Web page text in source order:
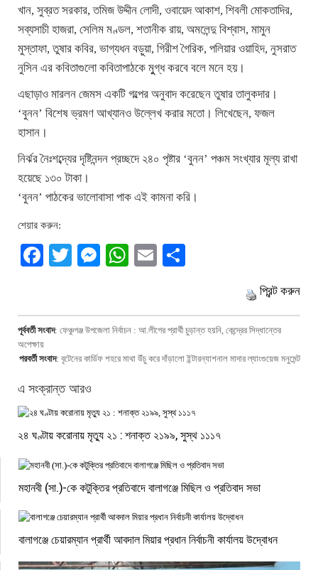
খান, সুব্রত সরকার, তমিজ উদ্দীন লোদী, ওবায়েদ আকাশ, শিবলী মোকতাদির,
সব্যসাচী হাজরা, সেলিম মণ্ডল, শতানীক রায়, অমলেন্দু বিশ্বাস, মামুন
মুস্তাফা, তুষার কবির, ভাগ্যধন বড়ুয়া, গিরীশ গৈরিক, পলিয়ার ওয়াহিদ, নুসরাত
নুসিন এর কবিতাগুলো কবিতাপাঠকে মুুগ্ধ করবে বলে মনে হয়।
এছাড়াও মারলন জেমস একটি গল্পের অনুবাদ করেছেন তুষার তালুকদার।
‘বুনন’ বিশেষ ভ্রমণ আখ্যানও উল্লেখ করার মতো। লিখেছেন, ফজল
হাসান।
নির্ঝর নৈঃশব্দ্যের দৃষ্টিনন্দন প্রচ্ছদে ২৪০ পৃষ্টার ‘বুনন’ পঞ্চম সংখ্যার মূল্য রাখা
হয়েছে ১৩০ টাকা।
‘বুনন’ পাঠকের ভালোবাসা পাক এই কামনা করি।
শেয়ার করুন:
Facebook
TwitterMessenger
WhatsApp
Email
প্রিন্ট করুন
পূর্ববর্তী সংবাদ: ফেঞ্চুগঞ্জ উপজেলা নির্বাচন : আ.লীগের প্রার্থী চুড়ান্ত হয়নি, কেন্দ্রের সিদ্ধান্তের
অপেক্ষায়
পরবর্তী সংবাদ: বৃটেনের কার্ডিফ শহরে মাথা উঁচু করে দাঁড়ালো ইন্টারন্যাশনাল মাদার ল্যাংগুয়েজ মনুমেন্ট
এ সংক্রান্ত আরও
২৪ ঘণ্টায় করোনায় মৃত্যু ২১ : শনাক্ত ২১৯৯, সুস্থ ১১১৭
মহানবী (সা.)-কে কটুক্তির প্রতিবাদে বালাগঞ্জে মিছিল ও প্রতিবাদ সভা
বালাগঞ্জে চেয়ারম্যান প্রার্থী আবদাল মিয়ার প্রধান নির্বাচনী কার্যালয় উদ্বোধন